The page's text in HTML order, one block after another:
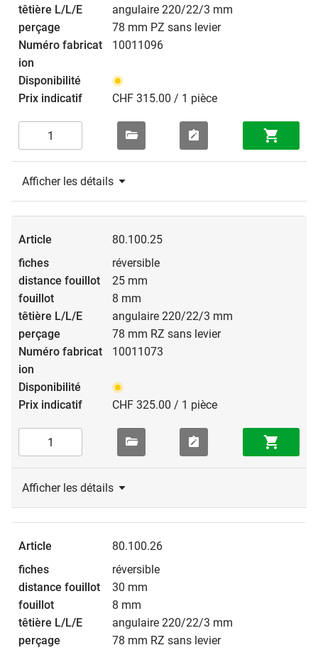
angulaire 220/22/3 mm
78 mm PZ sans levier
10011096
CHF 315.00 / 1 pièce
Afficher les détails
80.100.25
réversible
25 mm
8 mm
angulaire 220/22/3 mm
78 mm RZ sans levier
10011073
CHF 325.00 / 1 pièce
Afficher les détails
80.100.26
réversible
30 mm
8 mm
angulaire 220/22/3 mm
78 mm RZ sans levier